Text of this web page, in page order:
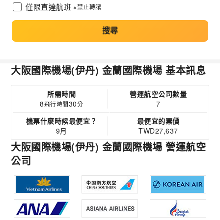
僅限直達航班 ※禁止轉讓
搜尋
大阪國際機場(伊丹) 金蘭國際機場 基本訊息
所需時間
8飛行時間30分
營運航空公司數量
7
機票什麼時候最便宜？
9月
最便宜的票價
TWD27,637
大阪國際機場(伊丹) 金蘭國際機場 營運航空
公司